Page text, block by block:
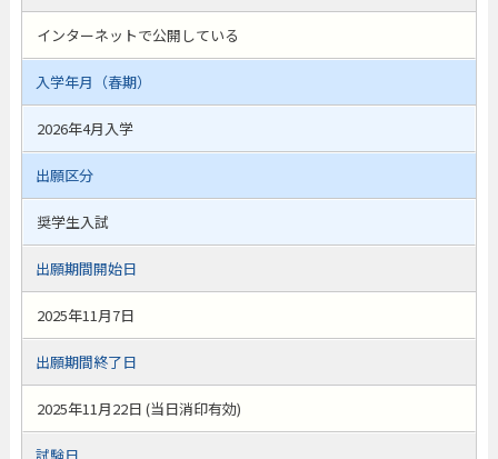
インターネットで公開している
入学年月（春期）
2026年4月入学
出願区分
奨学生入試
出願期間開始日
2025年11月7日
出願期間終了日
2025年11月22日 (当日消印有効)